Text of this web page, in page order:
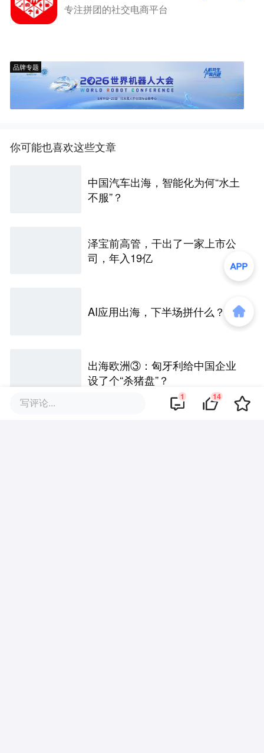
专注拼团的社交电商平台
品牌专题
你可能也喜欢这些文章
中国汽车出海，智能化为何“水土
不服”？
泽宝前高管，干出了一家上市公
司，年入19亿
AI应用出海，下半场拼什么？
出海欧洲③：匈牙利给中国企业
设了个“杀猪盘”？
写评论... 1 14